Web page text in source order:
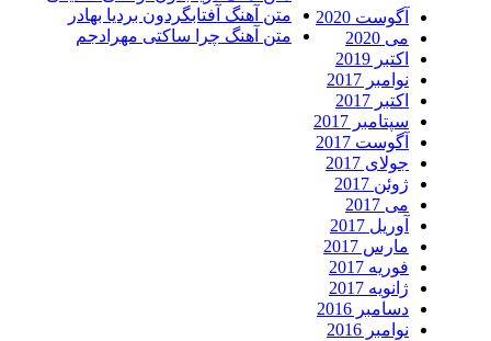
متن آهنگ آفتابگردون بردیا بهادر
متن آهنگ چرا ساکتی مهرادجم
آگوست 2020
می 2020
اکتبر 2019
نوامبر 2017
اکتبر 2017
سپتامبر 2017
آگوست 2017
جولای 2017
ژوئن 2017
می 2017
آوریل 2017
مارس 2017
فوریه 2017
ژانویه 2017
دسامبر 2016
نوامبر 2016